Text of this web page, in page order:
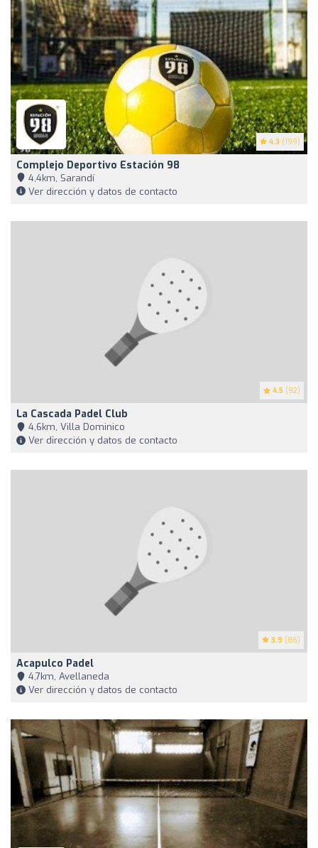
4.3 (199)
Complejo Deportivo Estación 98
4,4km, Sarandí
Ver dirección y datos de contacto
4.5 (92)
La Cascada Padel Club
4,6km, Villa Dominico
Ver dirección y datos de contacto
3.9 (86)
Acapulco Padel
4,7km, Avellaneda
Ver dirección y datos de contacto